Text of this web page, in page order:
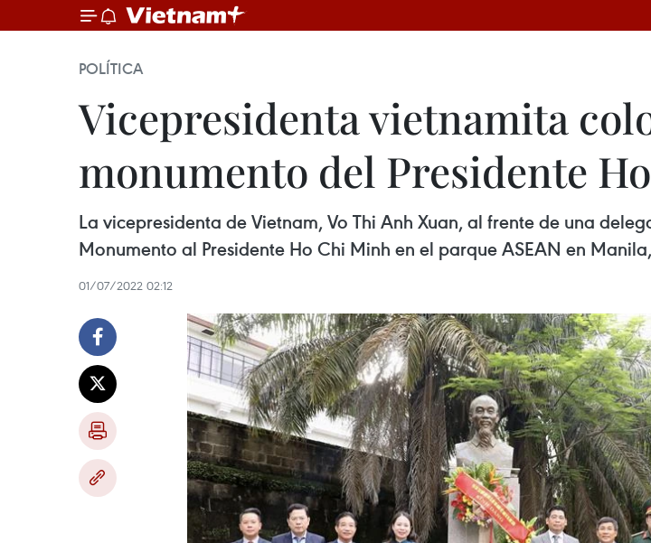
POLÍTICA
Vicepresidenta vietnamita
monumento del Presidente
La vicepresidenta de Vietnam, Vo Thi Anh Xuan, al frente de una
Monumento al Presidente Ho Chi Minh en el parque ASEAN en
01/07/2022 02:12